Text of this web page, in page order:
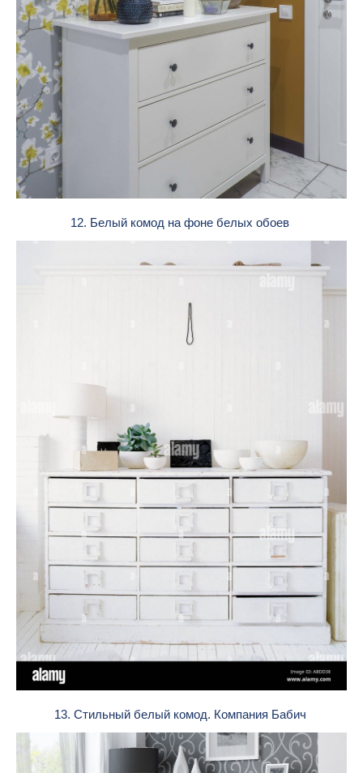
12. Белый комод на фоне белых обоев
13. Стильный белый комод. Компания Бабич